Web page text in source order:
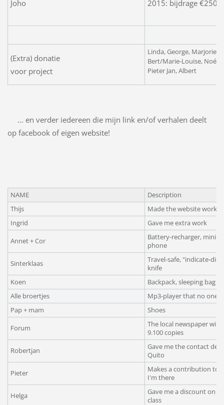
Joho
2015: bijdrage €250
(Extra) donatie
voor project
Linda, George, Marjorie,
Bert/Marie-Louise,
Pieter Jan, Albert
... en verder iedereen die mijn link en/of verhalen deelt
op facebook of eigen website!
NAME
Description
Thijs
Made the website work
Ingrid
Gave me extra work
Annet + Cor
Battery-recharger, mini-
phone
Sinterklaas
Travel-safe, "indicate-
knife
Koen
Backpack, sleeping bag
Alle broertjes
Mp3-player that no one
Pap + mam
Shoes
Forum
The local newspaper will
9.100 copies
Robertjan
Gave me the contact
Quito
Pieter
Makes a contribution to
I'm there
Helga
Gave me a discount on
class